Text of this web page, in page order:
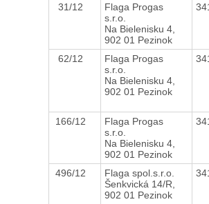
31/12
Flaga Progas
s.r.o.
Na Bielenisku 4,
902 01 Pezinok
62/12
Flaga Progas
s.r.o.
Na Bielenisku 4,
902 01 Pezinok
166/12
Flaga Progas
s.r.o.
Na Bielenisku 4,
902 01 Pezinok
496/12
Flaga spol.s.r.o.
Šenkvická 14/R,
902 01 Pezinok